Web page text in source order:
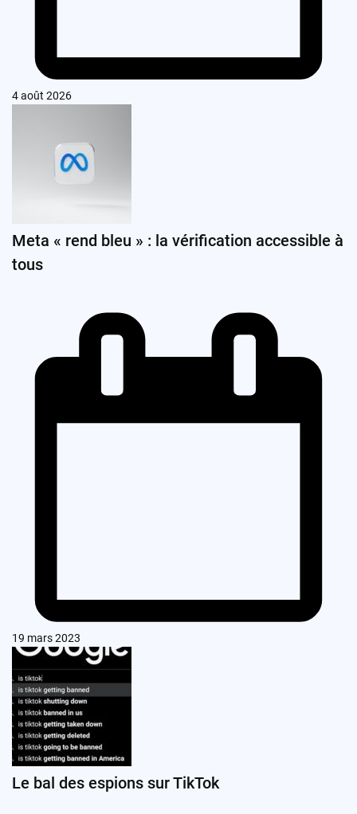
4 août 2026
Meta « rend bleu » : la vérification accessible à
tous
19 mars 2023
Le bal des espions sur TikTok